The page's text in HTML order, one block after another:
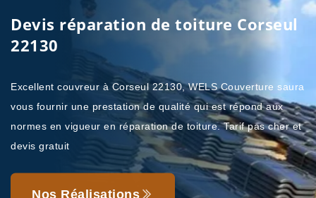
Devis réparation de toiture Corseul
22130
Excellent couvreur à Corseul 22130, WELS Couverture saura
vous fournir une prestation de qualité qui est répond aux
normes en vigueur en réparation de toiture. Tarif pas cher et
devis gratuit
Nos Réalisations